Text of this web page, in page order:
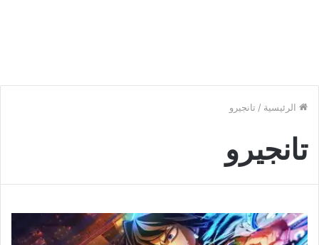
الرئيسية / تانجيرو
تانجيرو